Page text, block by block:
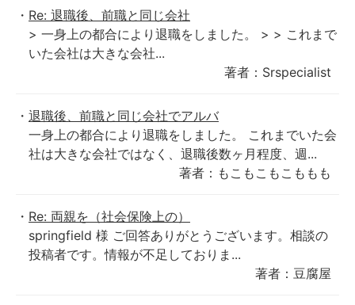
Re: 退職後、前職と同じ会社
> 一身上の都合により退職をしました。 > > これまで
いた会社は大きな会社...
著者：Srspecialist
退職後、前職と同じ会社でアルバ
一身上の都合により退職をしました。 これまでいた会
社は大きな会社ではなく、退職後数ヶ月程度、週...
著者：もこもこもこももも
Re: 両親を（社会保険上の）
springfield 様 ご回答ありがとうございます。相談の
投稿者です。情報が不足しておりま...
著者：豆腐屋